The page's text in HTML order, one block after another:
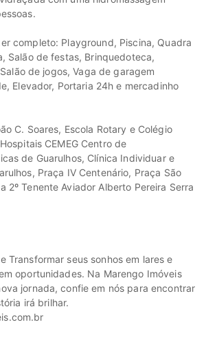
completo: Playground, Piscina, Quadra
Salão de festas, Brinquedoteca,
de jogos, Vaga de garagem
Elevador, Portaria 24h e mercadinho
C. Soares, Escola Rotary e Colégio
CEMEG Centro de
de Guarulhos, Clínica Individuar e
Praça IV Centenário, Praça São
2º Tenente Aviador Alberto Pereira Serra
Transformar seus sonhos em lares e
oportunidades. Na Marengo Imóveis
jornada, confie em nós para encontrar
irá brilhar.